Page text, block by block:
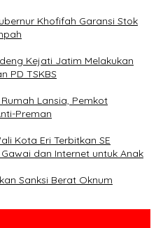
Khofifah Garansi Stok
Kejati Jatim Melakukan
PD TSKBS
Lansia, Pemkot
Preman
Kota Eri Terbitkan SE
dan Internet untuk Anak
Sanksi Berat Oknum